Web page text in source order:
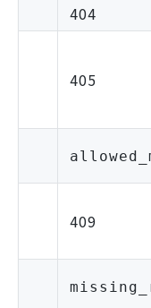
404
405
409